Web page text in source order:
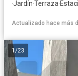
·Jardín·Terraza·
Actualizado hace más
1/23